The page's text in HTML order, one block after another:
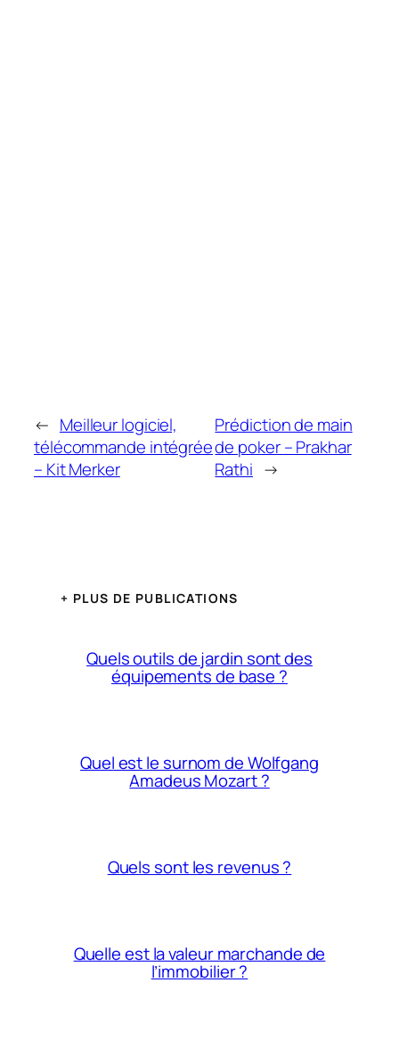
← Meilleur logiciel,
télécommande intégrée
– Kit Merker
Prédiction de main
de poker – Prakhar
Rathi →
+ PLUS DE PUBLICATIONS
Quels outils de jardin sont des
équipements de base ?
Quel est le surnom de Wolfgang
Amadeus Mozart ?
Quels sont les revenus ?
Quelle est la valeur marchande de
l’immobilier ?